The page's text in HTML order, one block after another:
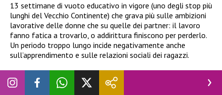
13 settimane di vuoto educativo in vigore (uno degli stop più
lunghi del Vecchio Continente) che grava più sulle ambizioni
lavorative delle donne che su quelle dei partner: il lavoro
fanno fatica a trovarlo, o addirittura finiscono per perderlo.
Un periodo troppo lungo incide negativamente anche
sull’apprendimento e sulle relazioni sociali dei ragazzi.